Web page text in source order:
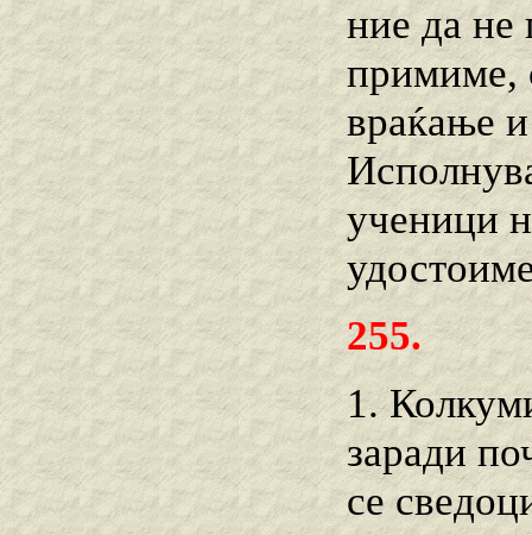
ние да не
примиме,
враќање
ученици
255.
1.
заради
се